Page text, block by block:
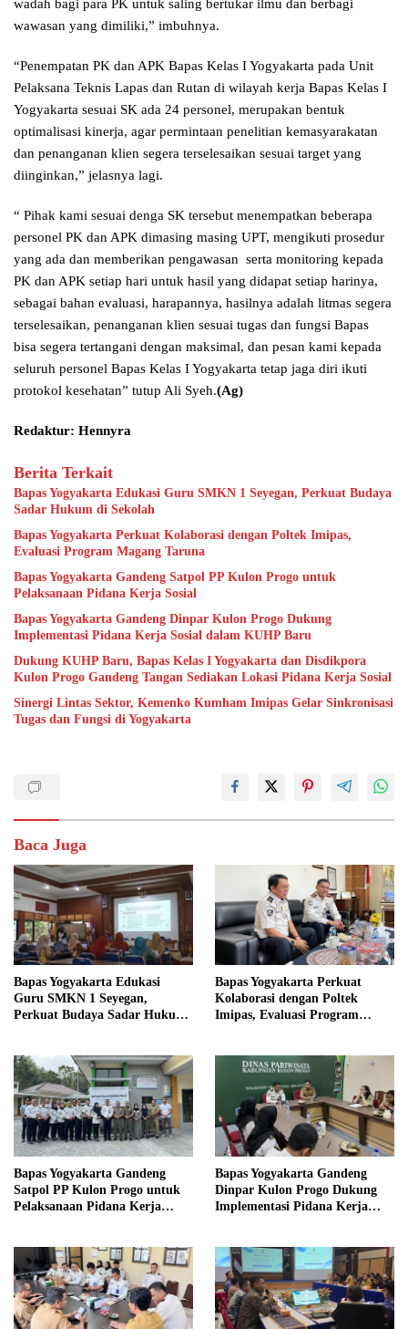
wadah bagi para PK untuk saling bertukar ilmu dan berbagi
wawasan yang dimiliki,” imbuhnya.
“Penempatan PK dan APK Bapas Kelas I Yogyakarta pada Unit
Pelaksana Teknis Lapas dan Rutan di wilayah kerja Bapas Kelas I
Yogyakarta sesuai SK ada 24 personel, merupakan bentuk
optimalisasi kinerja, agar permintaan penelitian kemasyarakatan
dan penanganan klien segera terselesaikan sesuai target yang
diinginkan,” jelasnya lagi.
“ Pihak kami sesuai denga SK tersebut menempatkan beberapa
personel PK dan APK dimasing masing UPT, mengikuti prosedur
yang ada dan memberikan pengawasan serta monitoring kepada
PK dan APK setiap hari untuk hasil yang didapat setiap harinya,
sebagai bahan evaluasi, harapannya, hasilnya adalah litmas segera
terselesaikan, penanganan klien sesuai tugas dan fungsi Bapas
bisa segera tertangani dengan maksimal, dan pesan kami kepada
seluruh personel Bapas Kelas I Yogyakarta tetap jaga diri ikuti
protokol kesehatan” tutup Ali Syeh.(Ag)
Redaktur: Hennyra
Berita Terkait
Bapas Yogyakarta Edukasi Guru SMKN 1 Seyegan, Perkuat Budaya
Sadar Hukum di Sekolah
Bapas Yogyakarta Perkuat Kolaborasi dengan Poltek Imipas,
Evaluasi Program Magang Taruna
Bapas Yogyakarta Gandeng Satpol PP Kulon Progo untuk
Pelaksanaan Pidana Kerja Sosial
Bapas Yogyakarta Gandeng Dinpar Kulon Progo Dukung
Implementasi Pidana Kerja Sosial dalam KUHP Baru
Dukung KUHP Baru, Bapas Kelas I Yogyakarta dan Disdikpora
Kulon Progo Gandeng Tangan Sediakan Lokasi Pidana Kerja Sosial
Sinergi Lintas Sektor, Kemenko Kumham Imipas Gelar Sinkronisasi
Tugas dan Fungsi di Yogyakarta
Baca Juga
Bapas Yogyakarta Edukasi
Guru SMKN 1 Seyegan,
Perkuat Budaya Sadar Hukum
Bapas Yogyakarta Perkuat
Kolaborasi dengan Poltek
Imipas, Evaluasi Program
Bapas Yogyakarta Gandeng
Satpol PP Kulon Progo untuk
Pelaksanaan Pidana Kerja
Bapas Yogyakarta Gandeng
Dinpar Kulon Progo Dukung
Implementasi Pidana Kerja